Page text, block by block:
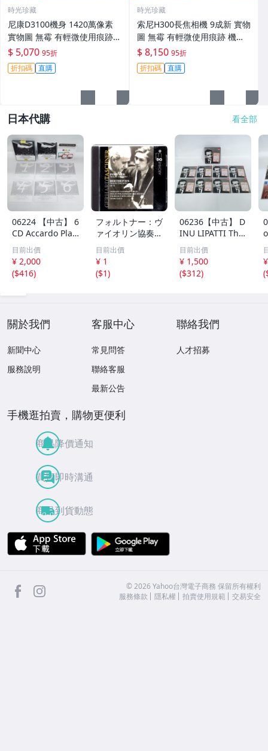
時光珍藏
尼康D3100機身 1420萬像素
實物圖 無霉 有輕微使用痕跡
機身原裝 無拆修無翻新 臨-34
3
$ 5,070 95折
折扣碼 直購
時光珍藏
索尼H300長焦相機 9成新 實物
圖 無霉 有輕微使用痕跡 機身
鏡頭原裝 無拆修無翻新-3430
$ 8,150 95折
折扣碼 直購
日本代購 看全部
06224 【中古】 6
CD Accardo Play
s Paganini Com
plete Recording
s サルヴァトー
レ・アッカルド
目前出價
¥ 2,000
($416)
フォルトナー：ヴ
ァイオリン協奏曲
ベートーヴェン：
ヴァイオリン協奏
曲 ゲルハルト・
タシュナー DG A
目前出價
¥ 1
($1)
06236【中古】 D
INU LIPATTI The
Master Pianist C
D 7枚組 動作確認
済み ディヌ・リ
パッティ クラシ
目前出價
¥ 1,500
($312)
(
關於我們
新聞中心
服務說明
客服中心
常見問答
聯絡客服
最新公告
聯絡我們
人才招募
手機逛拍賣，購物更便利
商品降價通知
買賣即時溝通
商品到貨動態
APP Store
facebook ©2026 Yahoo台灣電子商務 保留所有權利
服務條款
隱私權 拍賣使用規範 交易安全